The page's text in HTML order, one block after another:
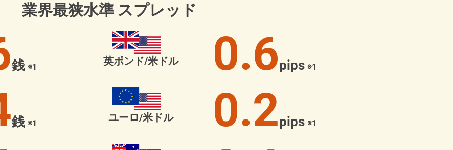
業界最狭水準 スプレッド
銭 ※1 英ポンド/米ドル 0.6pips ※1
銭 ※1 ユーロ/米ドル 0.2pips ※1